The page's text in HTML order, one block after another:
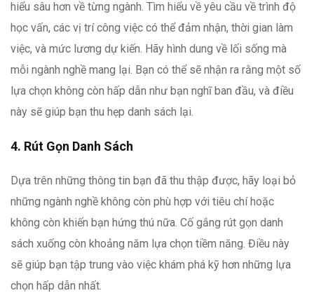
hiểu sâu hơn về từng ngành. Tìm hiểu về yêu cầu về trình độ
học vấn, các vị trí công việc có thể đảm nhận, thời gian làm
việc, và mức lương dự kiến. Hãy hình dung về lối sống mà
mỗi ngành nghề mang lại. Bạn có thể sẽ nhận ra rằng một số
lựa chọn không còn hấp dẫn như bạn nghĩ ban đầu, và điều
này sẽ giúp bạn thu hẹp danh sách lại.
4. Rút Gọn Danh Sách
Dựa trên những thông tin bạn đã thu thập được, hãy loại bỏ
những ngành nghề không còn phù hợp với tiêu chí hoặc
không còn khiến bạn hứng thú nữa. Cố gắng rút gọn danh
sách xuống còn khoảng năm lựa chọn tiềm năng. Điều này
sẽ giúp bạn tập trung vào việc khám phá kỹ hơn những lựa
chọn hấp dẫn nhất.